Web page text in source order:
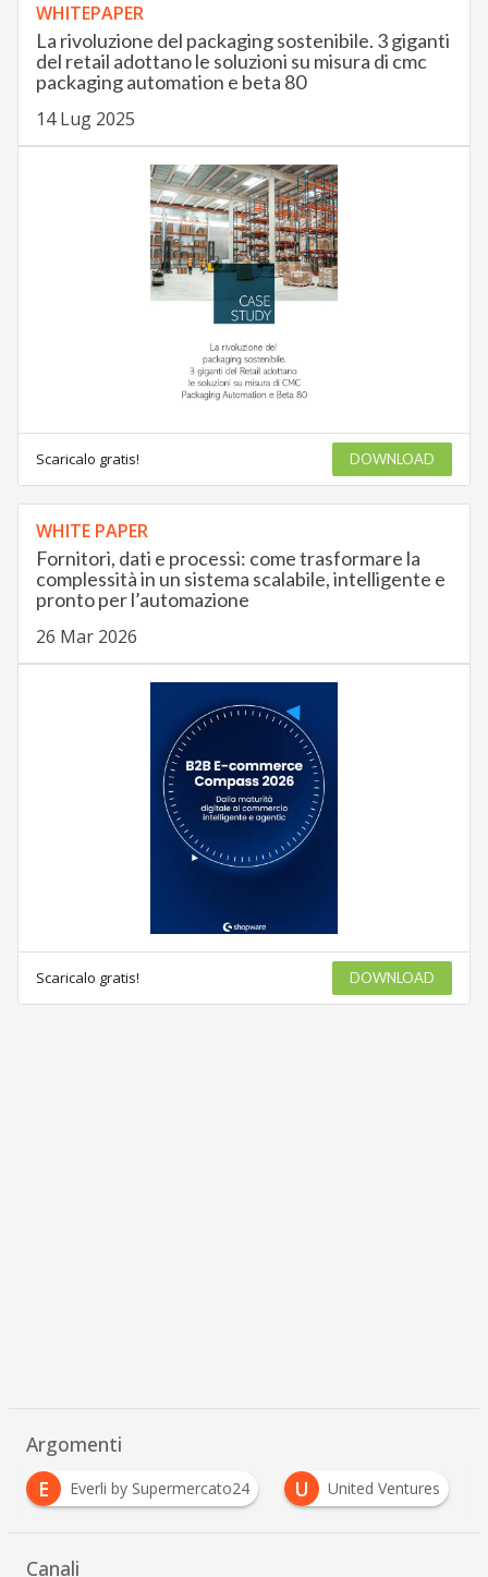
WHITEPAPER
La rivoluzione del packaging sostenibile. 3 giganti
del retail adottano le soluzioni su misura di cmc
packaging automation e beta 80
14 Lug 2025
Scaricalo gratis! DOWNLOAD
WHITE PAPER
Fornitori, dati e processi: come trasformare la
complessità in un sistema scalabile, intelligente e
pronto per l’automazione
26 Mar 2026
Scaricalo gratis! DOWNLOAD
Argomenti
E
Everli by Supermercato24 U United Ventures
Canali